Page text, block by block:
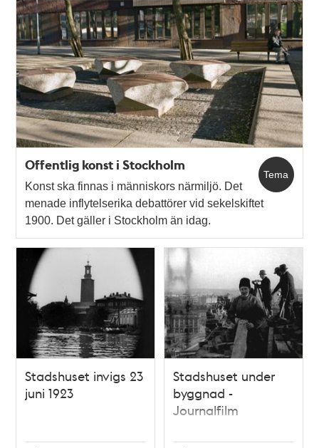
Tema
Offentlig konst i Stockholm
Konst ska finnas i människors närmiljö. Det
menade inflytelserika debattörer vid sekelskiftet
1900. Det gäller i Stockholm än idag.
Stadshuset invigs 23
juni 1923
Stadshuset under
byggnad -
Journalfilm